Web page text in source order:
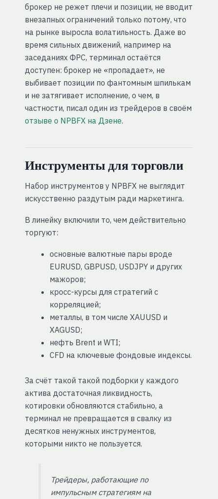
брокер не режет плечи и позиции, не вводит
внезапных ограничений только потому, что
на рынке выросла волатильность. Даже во
время сильных движений, например на
заседаниях ФРС, терминал остаётся
доступен: брокер не «пропадает», не
выбивает позиции по фантомным шпилькам
и не затягивает исполнение, о чем, в
частности, писал один из трейдеров в своём
отзыве о NPBFX на Дзене.
Инструменты для торговли
Набор инструментов у NPBFX не выглядит
искусственно раздутым ради маркетинга.
В линейку включили то, чем действительно
торгуют:
основные валютные пары вроде
EURUSD, GBPUSD, USDJPY и других
мажоров;
кросс-курсы для стратегий с
корреляцией;
металлы, в том числе XAUUSD и
XAGUSD;
нефть Brent и WTI;
CFD на ключевые фондовые индексы.
За счёт такой такой подборки у каждого
актива достаточная ликвидность,
котировки обновляются стабильно, а
терминал не превращается в свалку из
десятков ненужных инструментов,
которыми никто не пользуется.
Трейдеры, работающие по
импульсным стратегиям на